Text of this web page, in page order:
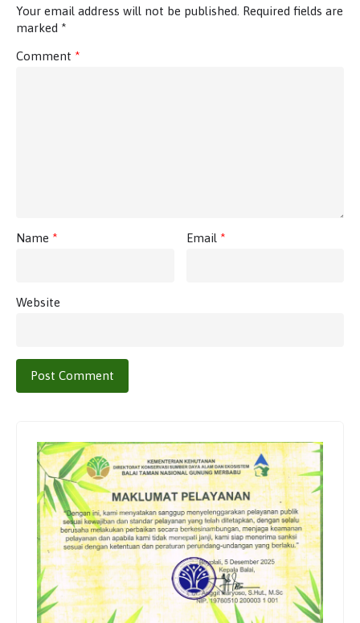
Your email address will not be published. Required fields are
marked *
Comment *
Name * Email *
Website